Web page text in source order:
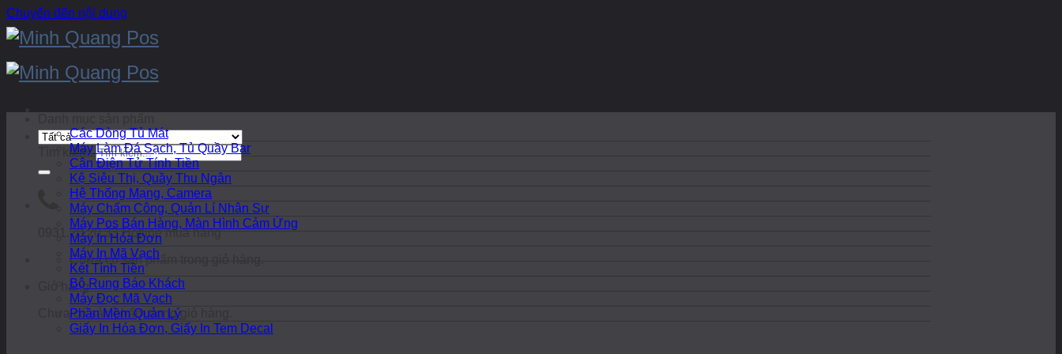
Chuyển đến nội dung
Tìm kiếm:
0931.20.20.33Hotline mua hàng
Chưa có sản phẩm trong giỏ hàng.
Giỏ hàng
Chưa có sản phẩm trong giỏ hàng.
Các Dòng Tủ Mát
Máy Làm Đá Sạch, Tủ Quầy Bar
Cân Điện Tử Tính Tiền
Kệ Siêu Thị, Quầy Thu Ngân
Hệ Thống Mạng, Camera
Máy Chấm Công, Quản Lí Nhân Sự
Máy Pos Bán Hàng, Màn Hình Cảm Ứng
Máy In Hóa Đơn
Máy In Mã Vạch
Két Tính Tiền
Bộ Rung Báo Khách
Máy Đọc Mã Vạch
Phần Mềm Quản Lý
Giấy In Hóa Đơn, Giấy In Tem Decal